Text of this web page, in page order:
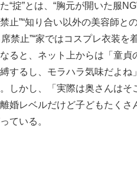
掟”とは、“胸元が開いた服
止”“知り合い以外の美容師と
席禁止”“家ではコスプレ衣装
ると、ネット上からは「童貞
するし、モラハラ気味だよ
しかし、「実際は奥さんは
婚レベルだけど子どもたくさ
ている。